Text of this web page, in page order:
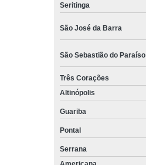
Seritinga
São José da Barra
São Sebastião do Paraíso
Três Corações
Altinópolis
Guariba
Pontal
Serrana